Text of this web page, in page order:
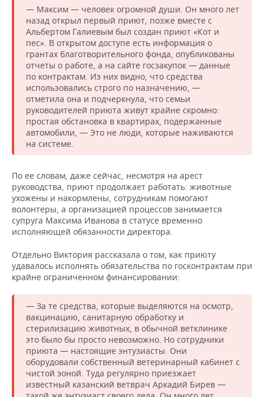
— Максим — человек огромной души. Он много лет
назад открыл первый приют, позже вместе с
Альбертом Галиевым был создан приют «Кот и
пес». В открытом доступе есть информация о
грантах благотворительного фонда, опубликованы
отчеты о работе, а на сайте госзакупок — данные
по контрактам. Из них видно, что средства
использовались строго по назначению, —
отметила она и подчеркнула, что семьи
руководителей приюта живут крайне скромно:
простая обстановка в квартирах, подержанные
автомобили, — Это не люди, которые наживаются
на системе.
По ее словам, даже сейчас, несмотря на арест
руководства, приют продолжает работать: животные
ухожены и накормлены, сотрудникам помогают
волонтеры, а организацией процессов занимается
супруга Максима Иванова в статусе временно
исполняющей обязанности директора.
Отдельно Виктория рассказала о том, как приюту
удавалось исполнять обязательства по госконтрактам при
крайне ограниченном финансировании:
— За те средства, которые выделяются на осмотр,
вакцинацию, санитарную обработку и
стерилизацию животных, в обычной ветклинике
это было бы просто невозможно. Но сотрудники
приюта — настоящие энтузиасты. Они
оборудовали собственный ветеринарный кабинет с
чистой зоной. Туда регулярно приезжает
известный казанский ветврач Аркадий Бирев —